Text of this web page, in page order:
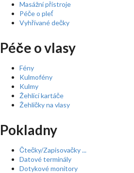
Masážní přístroje
Péče o pleť
Vyhřívané dečky
Péče o vlasy
Fény
Kulmofény
Kulmy
Žehlící kartáče
Žehličky na vlasy
Pokladny
Čtečky/Zapisovačky ...
Datové terminály
Dotykové monitory